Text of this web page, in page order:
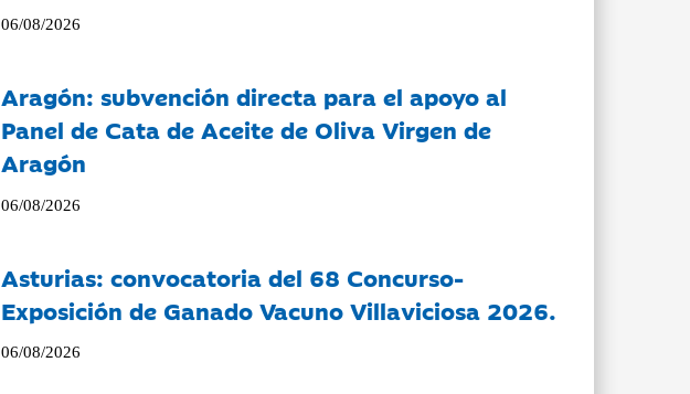
06/08/2026
Aragón: subvención directa para el apoyo al
Panel de Cata de Aceite de Oliva Virgen de
Aragón
06/08/2026
Asturias: convocatoria del 68 Concurso-
Exposición de Ganado Vacuno Villaviciosa 2026.
06/08/2026